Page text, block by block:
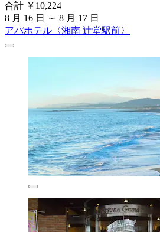
合計 ￥10,224
8 月 16 日 ～ 8 月 17 日
アパホテル〈湘南 辻堂駅前〉